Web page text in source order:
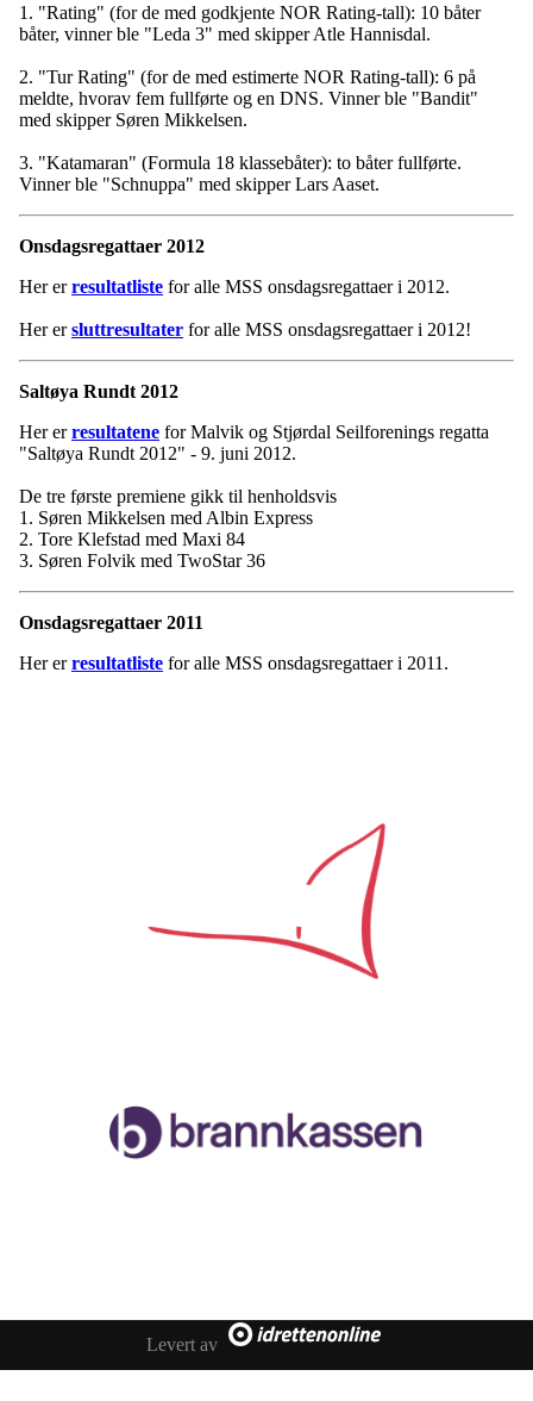
1. "Rating" (for de med godkjente NOR Rating-tall): 10 båter
båter, vinner ble "Leda 3" med skipper Atle Hannisdal.
2. "Tur Rating" (for de med estimerte NOR Rating-tall): 6 på
meldte, hvorav fem fullførte og en DNS. Vinner ble "Bandit"
med skipper Søren Mikkelsen.
3. "Katamaran" (Formula 18 klassebåter): to båter fullførte.
Vinner ble "Schnuppa" med skipper Lars Aaset.
Onsdagsregattaer 2012
Her erresultatliste for alle MSS onsdagsregattaer i 2012.
Her ersluttresultater for alle MSS onsdagsregattaer i 2012!
Saltøya Rundt 2012
Her erresultatene for Malvik og Stjørdal Seilforenings regatta
"Saltøya Rundt 2012" - 9. juni 2012.
De tre første premiene gikk til henholdsvis
1. Søren Mikkelsen med Albin Express
2. Tore Klefstad med Maxi 84
3. Søren Folvik med TwoStar 36
Onsdagsregattaer 2011
Her erresultatliste for alle MSS onsdagsregattaer i 2011.
Facebook
Levert av